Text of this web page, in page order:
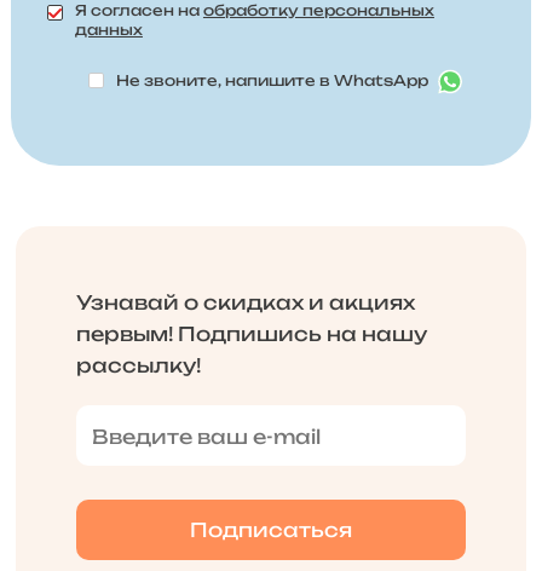
Я согласен на обработку персональных
данных
Не звоните, напишите в WhatsApp
Узнавай о скидках и акциях
первым! Подпишись на нашу
рассылку!